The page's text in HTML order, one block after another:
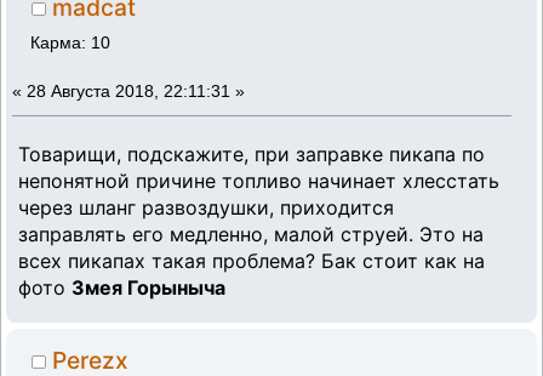
madcat
Карма: 10
« 28 Августа 2018, 22:11:31 »
Товарищи, подскажите, при заправке пикапа по
непонятной причине топливо начинает хлесстать
через шланг развоздушки, приходится
заправлять его медленно, малой струей. Это на
всех пикапах такая проблема? Бак стоит как на
фото Змея Горыныча
Perezx